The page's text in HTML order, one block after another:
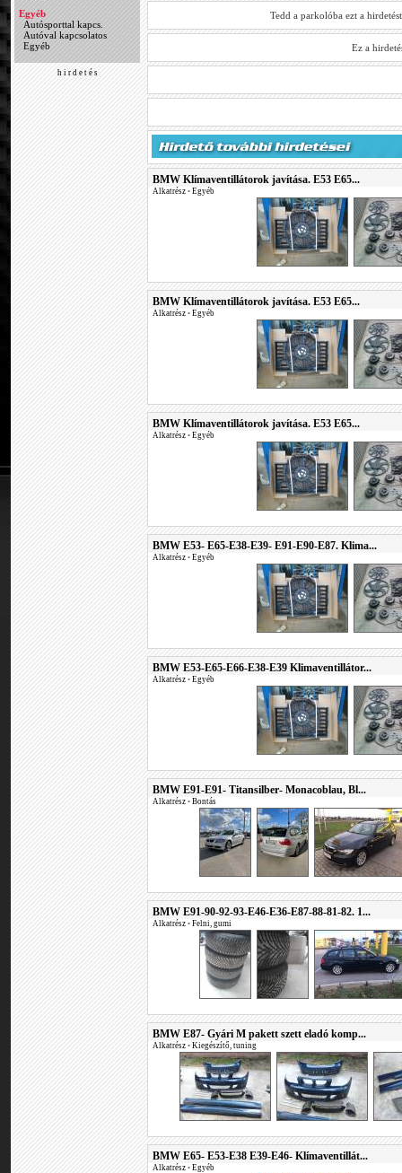
Egyéb
Autósporttal kapcs.
Autóval kapcsolatos
Egyéb
h i r d e t é s
Tedd a parkolóba ezt a
Ez a
BMW Klímaventillátorok javítása. E53 E65...
Alkatrész • Egyéb
BMW Klímaventillátorok javítása. E53 E65...
Alkatrész • Egyéb
BMW Klímaventillátorok javítása. E53 E65...
Alkatrész • Egyéb
BMW E53- E65-E38-E39- E91-E90-E87. Klima...
Alkatrész • Egyéb
BMW E53-E65-E66-E38-E39 Klimaventillátor...
Alkatrész • Egyéb
BMW E91-E91- Titansilber- Monacoblau, Bl...
Alkatrész • Bontás
BMW E91-90-92-93-E46-E36-E87-88-81-82. 1...
Alkatrész • Felni, gumi
BMW E87- Gyári M pakett szett eladó komp...
Alkatrész • Kiegészítő, tuning
BMW E65- E53-E38 E39-E46- Klímaventillát...
Alkatrész • Egyéb